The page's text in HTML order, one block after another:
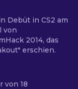
Debüt in CS2 am
von
2014, das
erschien.
von 18